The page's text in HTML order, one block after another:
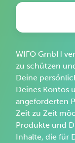
WIFO GmbH
zu schützen
Deine
Deines Kontos
angeforderten
Zeit zu Zeit
Produkte und
Inhalte, die für